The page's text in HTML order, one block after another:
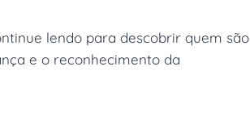
lendo para descobrir quem são
e o reconhecimento da